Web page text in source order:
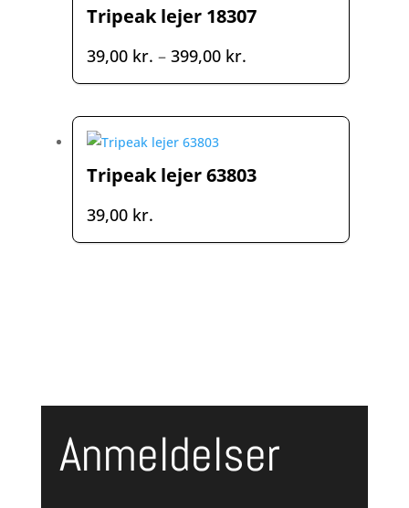
Tripeak lejer 18307
39,00 kr. – 399,00 kr.Prisinterval:
39,00 kr.
Tripeak lejer 63803
39,00 kr.
Anmeldelser